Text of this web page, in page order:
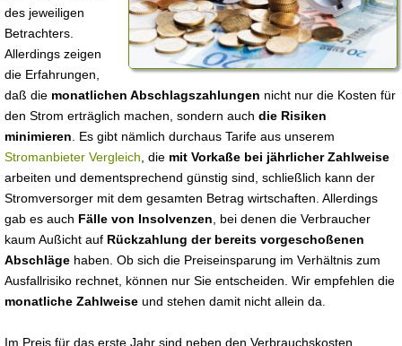
des jeweiligen
Betrachters.
Allerdings zeigen
die Erfahrungen,
daß die monatlichen Abschlagszahlungen nicht nur die Kosten für
den Strom erträglich machen, sondern auch die Risiken
minimieren . Es gibt nämlich durchaus Tarife aus unserem
Stromanbieter Vergleich , die mit Vorkaße bei jährlicher Zahlweise
arbeiten und dementsprechend günstig sind, schließlich kann der
Stromversorger mit dem gesamten Betrag wirtschaften. Allerdings
gab es auch Fälle von Insolvenzen , bei denen die Verbraucher
kaum Außicht auf Rückzahlung der bereits vorgeschoßenen
Abschläge haben. Ob sich die Preiseinsparung im Verhältnis zum
Ausfallrisiko rechnet, können nur Sie entscheiden. Wir empfehlen die
monatliche Zahlweise und stehen damit nicht allein da.
Im Preis für das erste Jahr sind neben den Verbrauchskosten,